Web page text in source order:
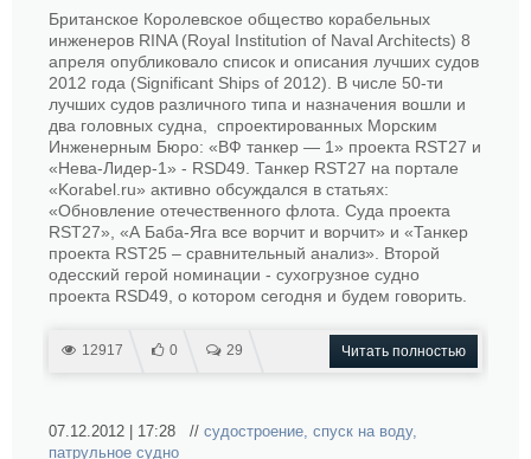
Британское Королевское общество корабельных
инженеров RINA (Royal Institution of Naval Architects) 8
апреля опубликовало список и описания лучших судов
2012 года (Significant Ships of 2012). В числе 50-ти
лучших судов различного типа и назначения вошли и
два головных судна, спроектированных Морским
Инженерным Бюро: «ВФ танкер — 1» проекта RST27 и
«Нева-Лидер-1» - RSD49. Танкер RST27 на портале
«Korabel.ru» активно обсуждался в статьях:
«Обновление отечественного флота. Суда проекта
RST27», «А Баба-Яга все ворчит и ворчит» и «Танкер
проекта RST25 – сравнительный анализ». Второй
одесский герой номинации - сухогрузное судно
проекта RSD49, о котором сегодня и будем говорить.
12917 0 29 Читать полностью
07.12.2012 | 17:28 // судостроение, спуск на воду,
патрульное судно